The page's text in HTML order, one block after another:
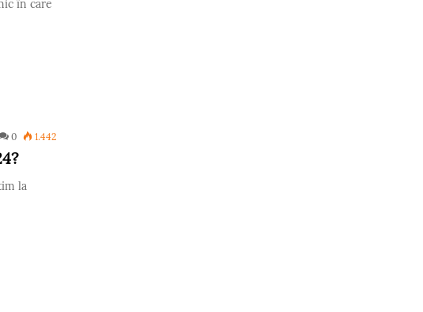
în care
0 1.442
la